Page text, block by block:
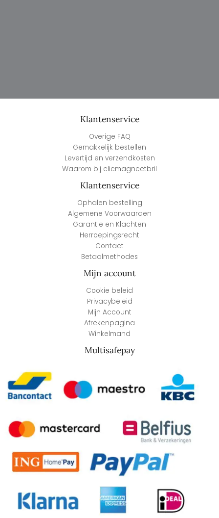
Klantenservice
Overige FAQ
Gemakkelijk bestellen
Levertijd en verzendkosten
Waarom bij clicmagneetbril
Klantenservice
Ophalen bestelling
Algemene Voorwaarden
Garantie en Klachten
Herroepingsrecht
Contact
Betaalmethodes
Mijn account
Cookie beleid
Privacybeleid
Mijn Account
Afrekenpagina
Winkelmand
Multisafepay